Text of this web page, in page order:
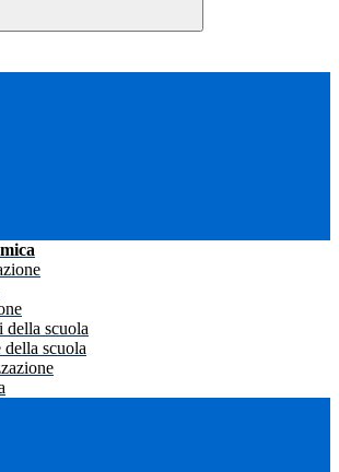
della scuola
della scuola